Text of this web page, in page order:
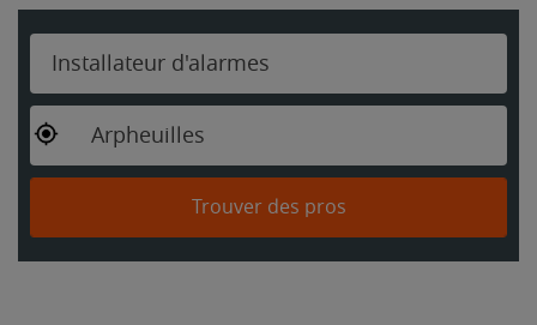
Installateur d'alarmes
Arpheuilles
Trouver des pros